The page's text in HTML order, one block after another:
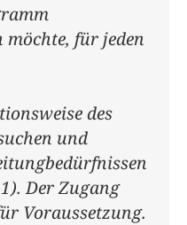
für jeden
des
und
Der Zugang
Voraussetzung.